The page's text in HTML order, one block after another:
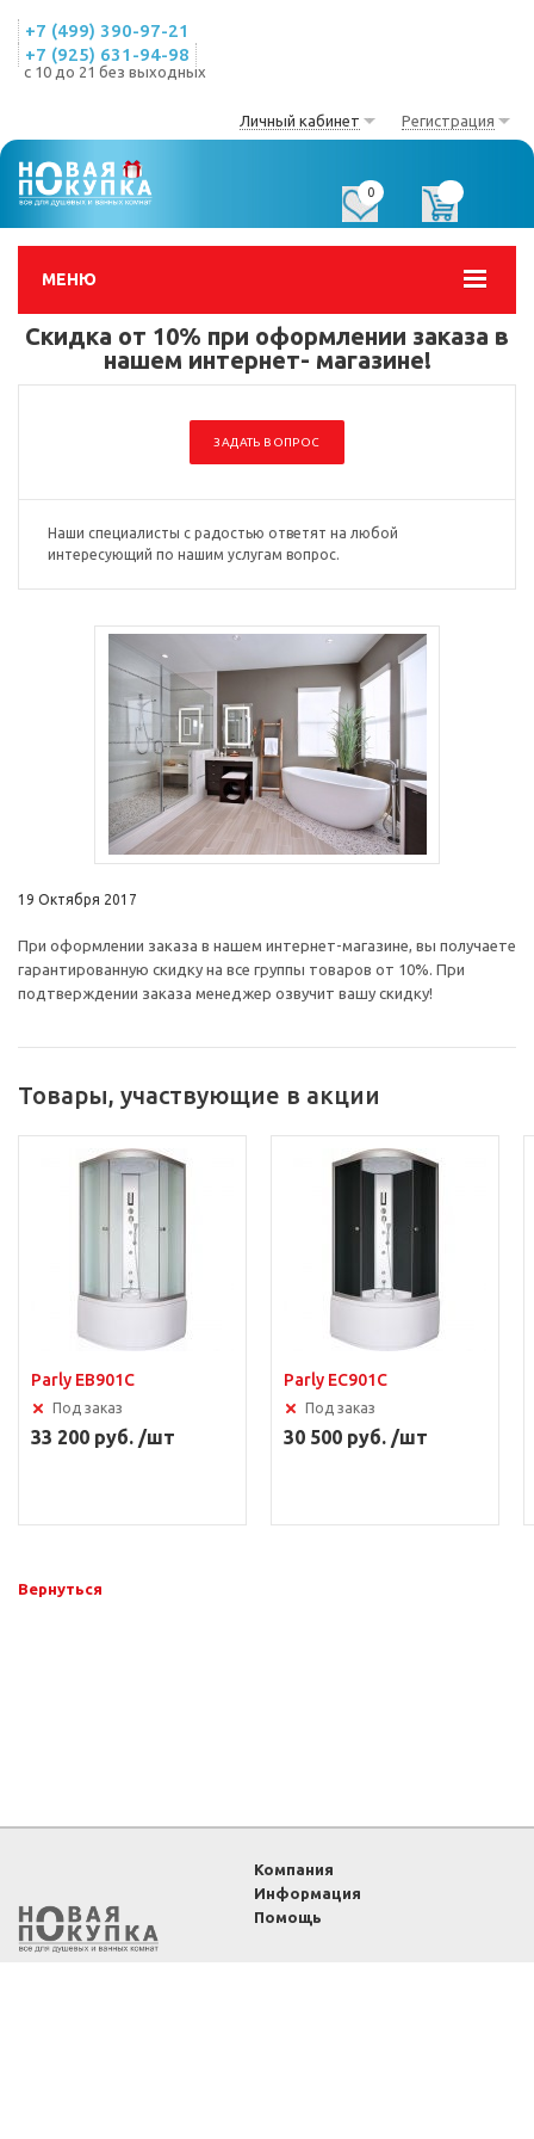
+7 (499) 390-97-21
+7 (925) 631-94-98
с 10 до 21 без выходных
Личный кабинет Регистрация
МЕНЮ
0
Скидка от 10% при оформлении заказа в
нашем интернет- магазине!
ЗАДАТЬ ВОПРОС
Наши специалисты с радостью ответят на любой
интересующий по нашим услугам вопрос.
19 Октября 2017
При оформлении заказа в нашем интернет-магазине, вы получаете
гарантированную скидку на все группы товаров от 10%. При
подтверждении заказа менеджер озвучит вашу скидку!
Товары, участвующие в акции
Parly EB901C
Под заказ
33 200 руб. /шт
Parly EC901C
Под заказ
30 500 руб. /шт
Вернуться
Компания
Информация
Помощь